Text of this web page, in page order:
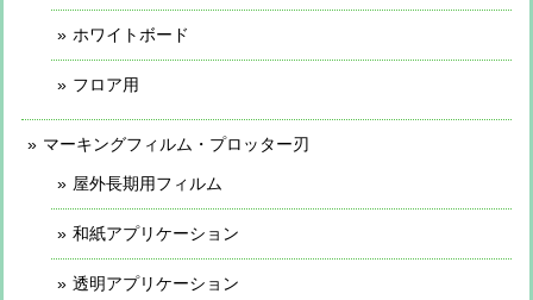
ホワイトボード
フロア用
マーキングフィルム・プロッター刃
屋外長期用フィルム
和紙アプリケーション
透明アプリケーション